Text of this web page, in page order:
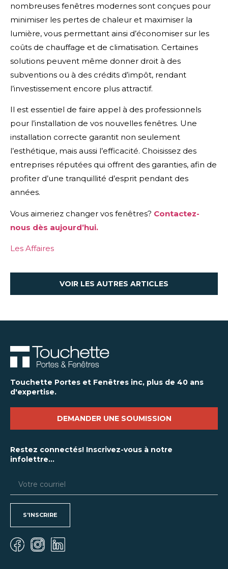
nombreuses fenêtres modernes sont conçues pour
minimiser les pertes de chaleur et maximiser la
lumière, vous permettant ainsi d’économiser sur les
coûts de chauffage et de climatisation. Certaines
solutions peuvent même donner droit à des
subventions ou à des crédits d’impôt, rendant
l’investissement encore plus attractif.
Il est essentiel de faire appel à des professionnels
pour l’installation de vos nouvelles fenêtres. Une
installation correcte garantit non seulement
l’esthétique, mais aussi l’efficacité. Choisissez des
entreprises réputées qui offrent des garanties, afin de
profiter d’une tranquillité d’esprit pendant des
années.
Vous aimeriez changer vos fenêtres? Contactez-
nous dès aujourd’hui.
Les Affaires
VOIR LES AUTRES ARTICLES
Touchette Portes et Fenêtres inc, plus de 40 ans
d'expertise.
DEMANDER UNE SOUMISSION
Restez connectés! Inscrivez-vous à notre
infolettre...
S'INSCRIRE